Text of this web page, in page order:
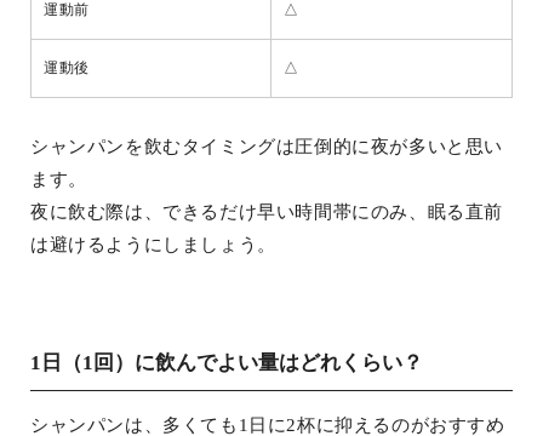
運動前 △
運動後 △
シャンパンを飲むタイミングは圧倒的に夜が多いと思い
ます。
夜に飲む際は、できるだけ早い時間帯にのみ、眠る直前
は避けるようにしましょう。
1日（1回）に飲んでよい量はどれくらい？
シャンパンは、多くても1日に2杯に抑えるのがおすすめ